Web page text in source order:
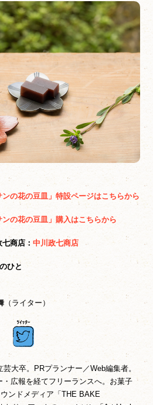
ンの花の豆皿」特設ページはこちらから
ンの花の豆皿」購入はこちらから
七商店：中川政七商店
ひと
（ライター）
大卒。PRプランナー／Web編集者。
広報を経てフリーランスへ。お菓子
ンドメディア「THE BAKE